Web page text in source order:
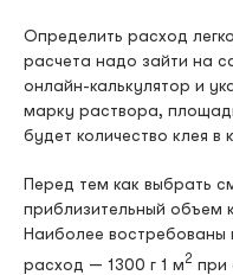
Определить расход
расчета надо зайти на
онлайн-калькулятор и
марку раствора,
будет количество клея в
Перед тем как выбрать
приблизительный объем
Наиболее востребованы
расход — 1300 г 1 м2 при